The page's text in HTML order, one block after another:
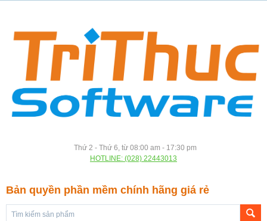
Thứ 2 - Thứ 6, từ 08:00 am - 17:30 pm
HOTLINE: (028) 22443013
Bản quyền phần mềm chính hãng giá rẻ